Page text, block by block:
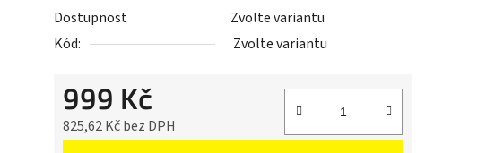
Dostupnost
Zvolte variantu
Kód:
Zvolte variantu
999 Kč
825,62 Kč bez DPH